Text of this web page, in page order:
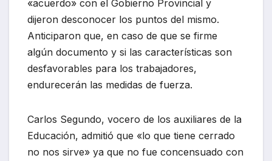
«acuerdo» con el Gobierno Provincial y
dijeron desconocer los puntos del mismo.
Anticiparon que, en caso de que se firme
algún documento y si las características son
desfavorables para los trabajadores,
endurecerán las medidas de fuerza.
Carlos Segundo, vocero de los auxiliares de la
Educación, admitió que «lo que tiene cerrado
no nos sirve» ya que no fue concensuado con